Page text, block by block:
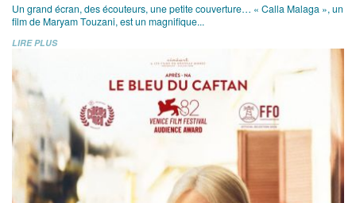
Un grand écran, des écouteurs, une petite couverture… « Calla Malaga », un
film de Maryam Touzani, est un magnifique...
LIRE PLUS